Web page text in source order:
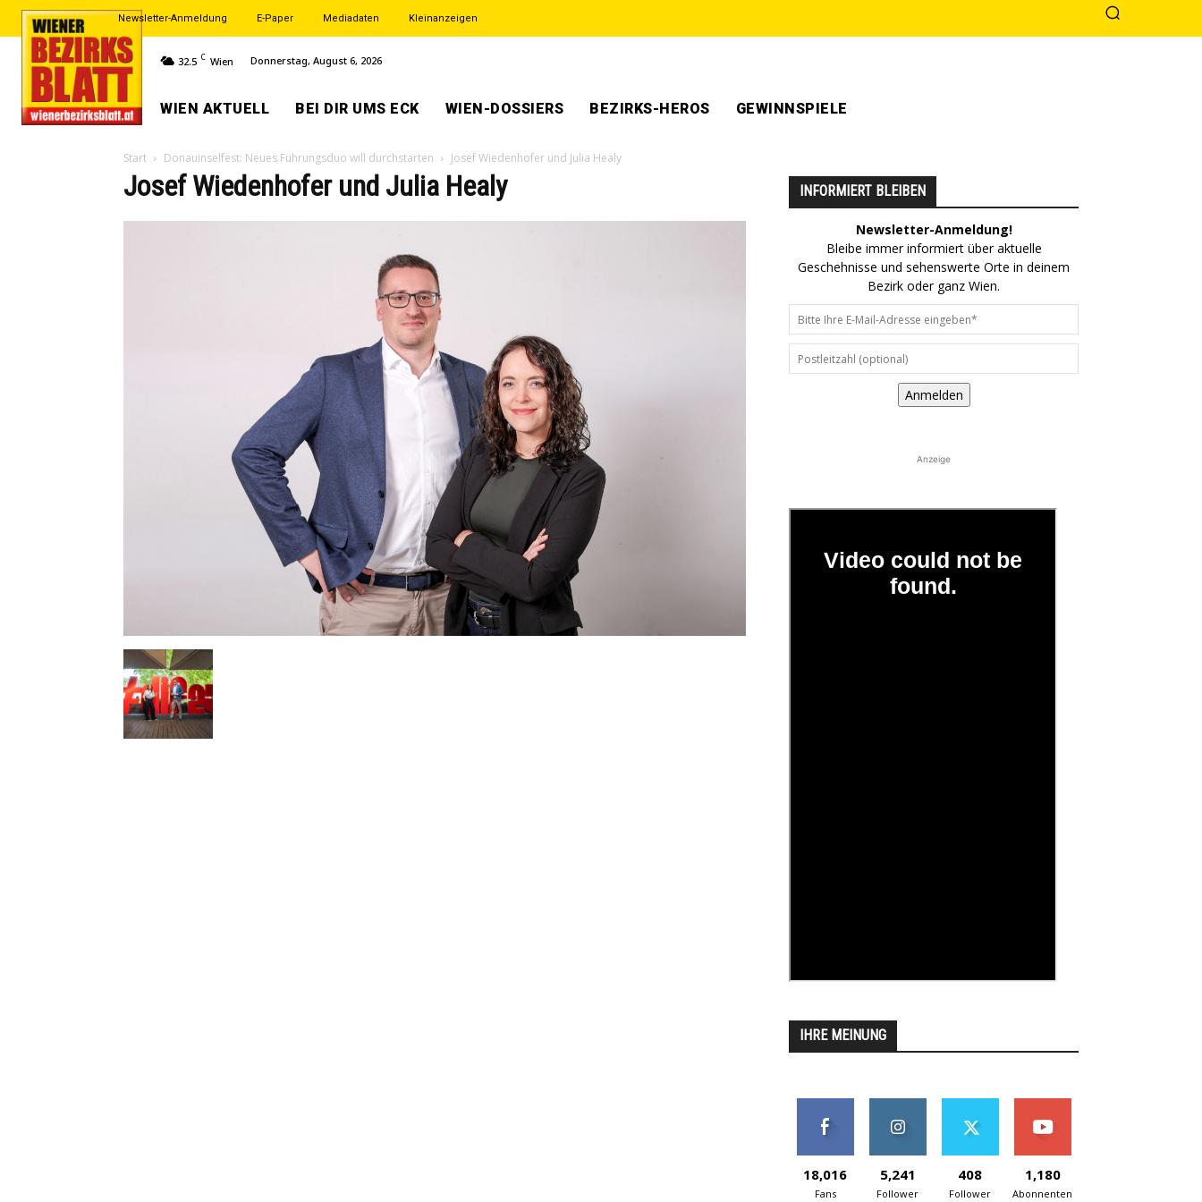
Newsletter-Anmeldung E-Paper Mediadaten Kleinanzeigen
32.5 C Wien Donnerstag, August 6, 2026
WIEN AKTUELL BEI DIR UMS ECK WIEN-DOSSIERS BEZIRKS-HEROS GEWINNSPIELE
Start Donauinselfest: Neues Führungsduo will durchstarten Josef Wiedenhofer und Julia Healy
Josef Wiedenhofer und Julia Healy INFORMIERT BLEIBEN
Newsletter-Anmeldung!
Bleibe immer informiert über aktuelle
Geschehnisse und sehenswerte Orte in deinem
Bezirk oder ganz Wien.
Anmelden
Anzeige
IHRE MEINUNG
18,016
Fans
5,241
Follower
408
Follower
1,180
Abonnenten